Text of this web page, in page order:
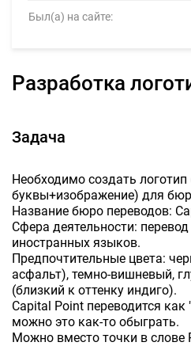
Был(а) на сайте:
Разработка
Задача
Необходимо создать
буквы+изображение) для
Название бюро переводов:
Сфера деятельности:
иностранных языков.
Предпочтительные цвета:
асфальт), темно-вишневый,
(близкий к оттенку индиго).
Capital Point переводится
можно это как-то обыграть.
Можно вместо точки в слове